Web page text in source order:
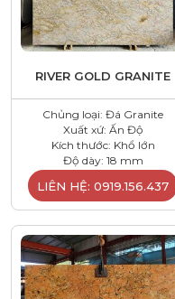
RIVER GOLD GRANITE
Chủng loại: Đá Granite
Xuất xứ: Ấn Độ
Kích thước: Khổ lớn
Độ dày: 18 mm
LIÊN HỆ: 0919.156.437